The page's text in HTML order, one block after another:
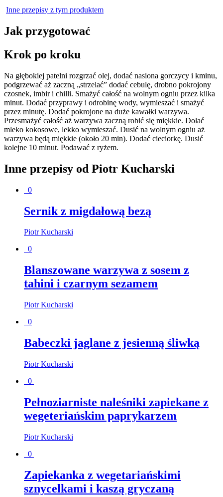
Inne przepisy z tym produktem
Jak przygotować
Krok po kroku
Na głębokiej patelni rozgrzać olej, dodać nasiona gorczycy i kminu,
podgrzewać aż zaczną „strzelać” dodać cebulę, drobno pokrojony
czosnek, imbir i chilli. Smażyć całość na wolnym ogniu przez kilka
minut. Dodać przyprawy i odrobinę wody, wymieszać i smażyć
przez minutę. Dodać pokrojone na duże kawałki warzywa.
Przesmażyć całość aż warzywa zaczną robić się miękkie. Dolać
mleko kokosowe, lekko wymieszać. Dusić na wolnym ogniu aż
warzywa będą miękkie (około 20 min). Dodać cieciorkę. Dusić
kolejne 10 minut. Podawać z ryżem.
Inne przepisy od Piotr Kucharski
0
Sernik z migdałową bezą
Piotr Kucharski
0
Blanszowane warzywa z sosem z
tahini i czarnym sezamem
Piotr Kucharski
0
Babeczki jaglane z jesienną śliwką
Piotr Kucharski
0
Pełnoziarniste naleśniki zapiekane z
wegeteriańskim paprykarzem
Piotr Kucharski
0
Zapiekanka z wegetariańskimi
sznycelkami i kaszą gryczaną